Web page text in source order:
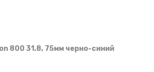
800 31.8, 75мм черно-синий